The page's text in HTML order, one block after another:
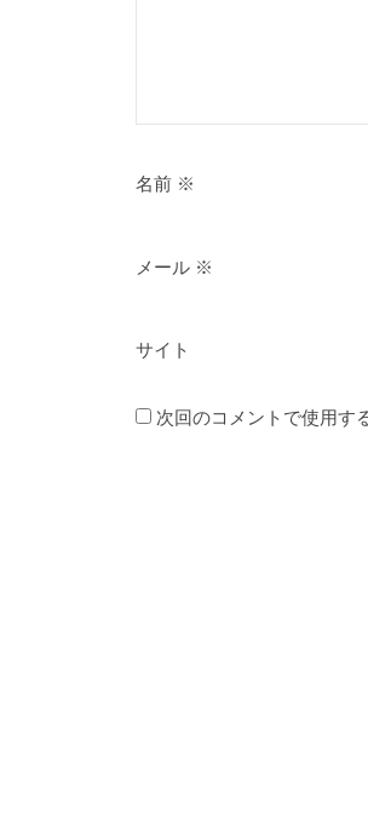
名前 ※
メール ※
サイト
次回のコメントで使用す